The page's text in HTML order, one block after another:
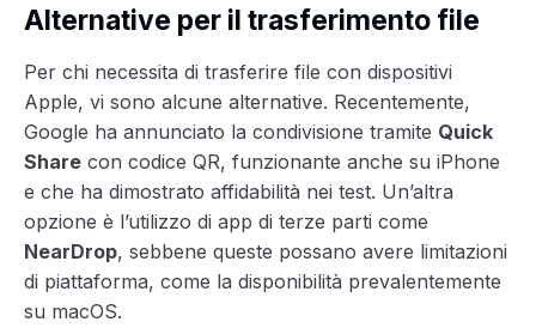
Alternative per il trasferimento file
Per chi necessita di trasferire file con dispositivi
Apple, vi sono alcune alternative. Recentemente,
Google ha annunciato la condivisione tramite Quick
Share con codice QR, funzionante anche su iPhone
e che ha dimostrato affidabilità nei test. Un’altra
opzione è l’utilizzo di app di terze parti come
NearDrop, sebbene queste possano avere limitazioni
di piattaforma, come la disponibilità prevalentemente
su macOS.